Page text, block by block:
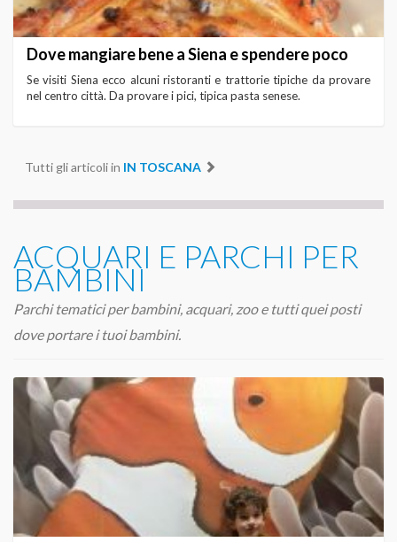
Dove mangiare bene a Siena e spendere poco
Se visiti Siena ecco alcuni ristoranti e trattorie tipiche da provare
nel centro città. Da provare i pici, tipica pasta senese.
Tutti gli articoli in IN TOSCANA
ACQUARI E PARCHI PER
BAMBINI
Parchi tematici per bambini, acquari, zoo e tutti quei posti
dove portare i tuoi bambini.